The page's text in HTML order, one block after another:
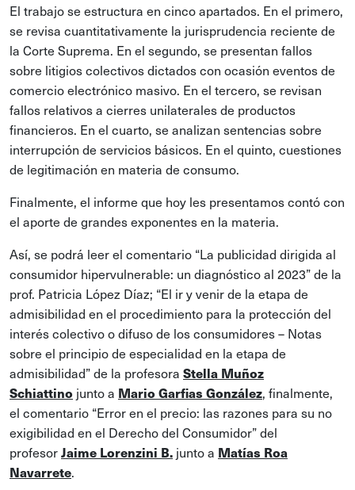
El trabajo se estructura en cinco apartados. En el primero,
se revisa cuantitativamente la jurisprudencia reciente de
la Corte Suprema. En el segundo, se presentan fallos
sobre litigios colectivos dictados con ocasión eventos de
comercio electrónico masivo. En el tercero, se revisan
fallos relativos a cierres unilaterales de productos
financieros. En el cuarto, se analizan sentencias sobre
interrupción de servicios básicos. En el quinto, cuestiones
de legitimación en materia de consumo.
Finalmente, el informe que hoy les presentamos contó con
el aporte de grandes exponentes en la materia.
Así, se podrá leer el comentario “La publicidad dirigida al
consumidor hipervulnerable: un diagnóstico al 2023” de la
prof. Patricia López Díaz; “El ir y venir de la etapa de
admisibilidad en el procedimiento para la protección del
interés colectivo o difuso de los consumidores – Notas
sobre el principio de especialidad en la etapa de
admisibilidad” de la profesora Stella Muñoz
Schiattino junto a Mario Garfias González, finalmente,
el comentario “Error en el precio: las razones para su no
exigibilidad en el Derecho del Consumidor” del
profesorJaime Lorenzini B. junto a Matías Roa
Navarrete.